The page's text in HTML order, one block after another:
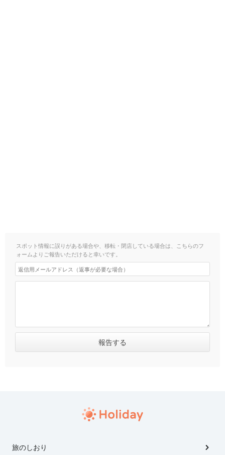
スポット情報に誤りがある場合や、移転・閉店している場合は、こちらのフ
ォームよりご報告いただけると幸いです。
旅のしおり